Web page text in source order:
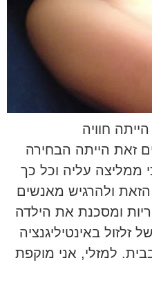
חוויה
זאת הייתה הבחירה
ממליצה עליה וכל כך
ולהרגיש מאנשים
ומסכנת את הילדה
באינטיליגנציה
למזלי, אני מוקפת